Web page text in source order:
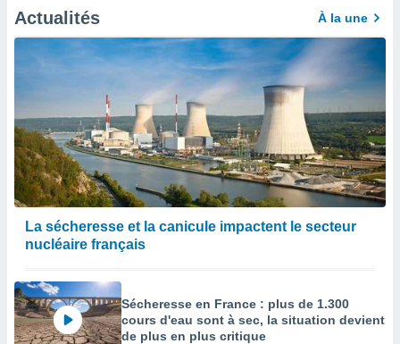
Actualités À la une
La sécheresse et la canicule impactent le secteur
nucléaire français
Sécheresse en France : plus de 1.300
cours d'eau sont à sec, la situation devient
de plus en plus critique